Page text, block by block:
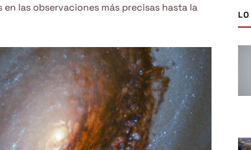
las observaciones más precisas hasta la